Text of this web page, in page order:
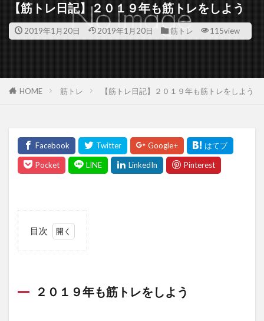
【筋トレ日記】２０１９年も筋トレをしよう
2019年1月20日 2019年1月20日 筋トレ 115view
HOME 筋トレ 【筋トレ日記】２０１９年も筋トレをしよう
目次
９
２０１９年も筋トレをしよう